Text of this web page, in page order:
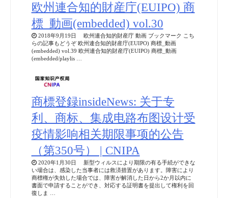
欧州連合知的財産庁(EUIPO) 商
標_動画(embedded) vol.30
2018年9月19日 欧州連合知的財産庁 動画 ブックマーク こち
らの記事もどうぞ 欧州連合知的財産庁(EUIPO) 商標_動画
(embedded) vol.39 欧州連合知的財産庁(EUIPO) 商標_動画
(embedded/playlis …
商標登録insideNews: 关于专
利、商标、集成电路布图设计受
疫情影响相关期限事项的公告
（第350号） | CNIPA
2020年1月30日 新型ウィルスにより期限の有る手続ができな
い場合は、感染した当事者には救済措置があります。障害により
商標権が失効した場合では、障害が解消した日から2か月以内に
書面で申請することができ、対応する証明書を提出して権利を回
復しま …